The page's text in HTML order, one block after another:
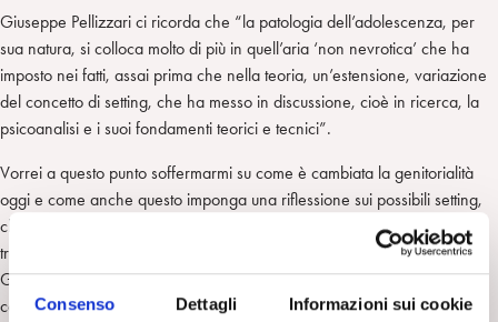
Consenso Dettagli Informazioni sui cookie
Giuseppe Pellizzari ci ricorda che “la patologia dell’adolescenza, per
sua natura, si colloca molto di più in quell’aria ‘non nevrotica’ che ha
imposto nei fatti, assai prima che nella teoria, un’estensione, variazione
del concetto di setting, che ha messo in discussione, cioè in ricerca, la
psicoanalisi e i suoi fondamenti teorici e tecnici”.
Vorrei a questo punto soffermarmi su come è cambiata la genitorialità
oggi e come anche questo imponga una riflessione sui possibili setting,
che includano anche i genitori nella cura dell’adolescente. Nel libro si
trovano numerosi lavori su questo tema.Daniela Marangoni e Maria
Grazia Minenna affermano che “il problema del trattamento della
coppia genitoriale e dell’adolescente sta diventando un elemento